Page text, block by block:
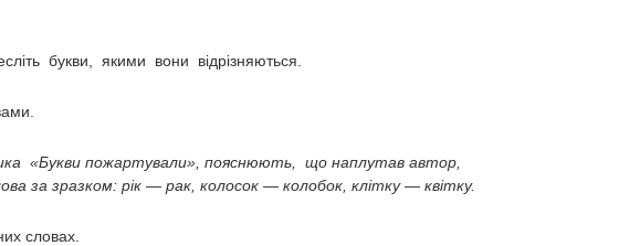
букви, якими вони відрізняються.
«Букви пожартували», пояснюють, що наплутав автор,
за зразком: рік — рак, колосок — колобок, клітку — квітку.
словах.